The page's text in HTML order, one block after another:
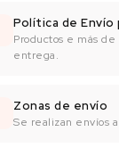
Política de Envío
Productos e más
entrega.
Zonas de envío
Se realizan envíos